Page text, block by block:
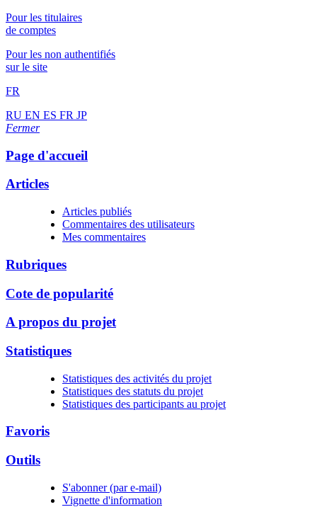
Pour les titulaires
de comptes
Pour les non authentifiés
sur le site
FR
RU EN ES FR JP
Fermer
Page d'accueil
Articles
Articles publiés
Commentaires des utilisateurs
Mes commentaires
Rubriques
Cote de popularité
A propos du projet
Statistiques
Statistiques des activités du projet
Statistiques des statuts du projet
Statistiques des participants au projet
Favoris
Outils
S'abonner (par e-mail)
Vignette d'information